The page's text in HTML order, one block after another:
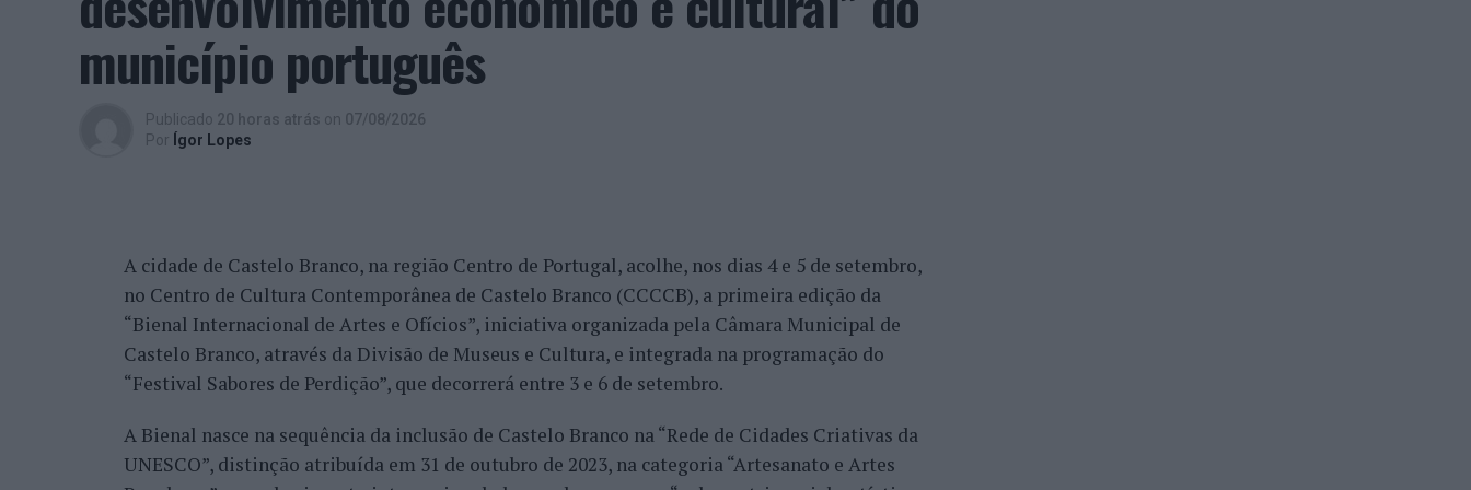
beneficiando, de igual modo, da reorganização dos wild cards após as entradas diretas de
alguns jogadores.
Entre os portugueses, Tiago Torres e Jaime Faria protagonizaram as melhores campanhas da
edição, ambos alcançando os quartos de final. Torres assinou um dos resultados mais
Já Jaime Faria venceu o peruano Gonzalo Bueno e o neerlandês Botic van de Zandschulp,
alcançando também os quartos de final, onde acabou eliminado pelo italiano Luciano
Darderi, num encontro decidido em três sets.
Nuno Borges, principal representante nacional no quadro principal, iniciou a participação
segunda ronda pelo argentino Román Andrés Burruchaga, num encontro disputado em três
sets.
município português
Publicado 20 horas atrás on 07/08/2026
Por Ígor Lopes
A cidade de Castelo Branco, na região Centro de Portugal, acolhe, nos dias 4 e 5 de setembro,
no Centro de Cultura Contemporânea de Castelo Branco (CCCCB), a primeira edição da
“Bienal Internacional de Artes e Ofícios”, iniciativa organizada pela Câmara Municipal de
Castelo Branco, através da Divisão de Museus e Cultura, e integrada na programação do
“Festival Sabores de Perdição”, que decorrerá entre 3 e 6 de setembro.
A Bienal nasce na sequência da inclusão de Castelo Branco na “Rede de Cidades Criativas da
UNESCO”, distinção atribuída em 31 de outubro de 2023, na categoria “Artesanato e Artes